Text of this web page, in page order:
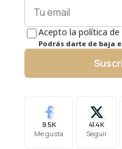
Acepto la política de
Podrás darte de baja
9.5K
Me gusta
41.4K
Seguir